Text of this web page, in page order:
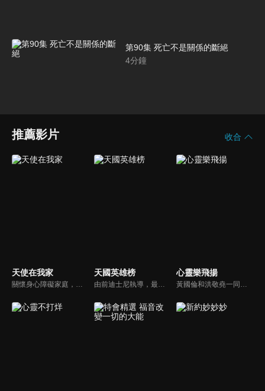
第90集 死亡不是關係的斷絕
4分鐘
推薦影片 收合
天使在我家 天國英雄榜 心靈樂飛揚